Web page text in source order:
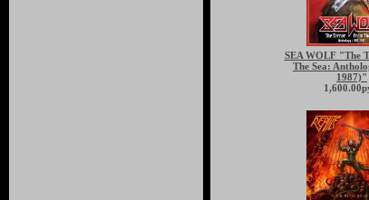
SEA WOLF "The
The Sea:
1987)"